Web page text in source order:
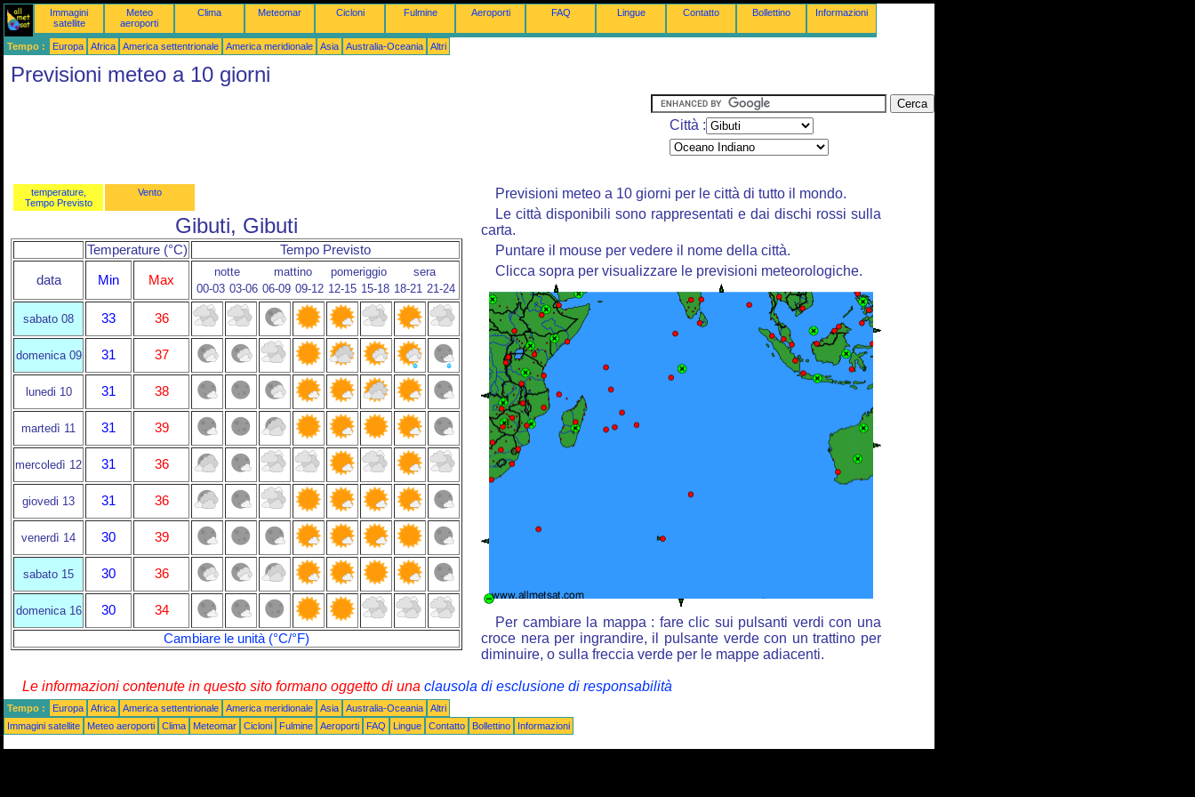
Immagini
satellite
Meteo
aeroporti
Clima Meteomar Cicloni Fulmine Aeroporti FAQ Lingue Contatto Bollettino Informazioni
Tempo : Europa Africa America settentrionale America meridionale Asia Australia-Oceania Altri
Previsioni meteo a 10 giorni
Città :
temperature,
Tempo Previsto
Vento
Gibuti, Gibuti
Temperature (°C) Tempo Previsto
data Min Max
notte mattino pomeriggio
sera
00-03 03-06 06-09 09-12 12-15 15-18 18-21 21-24
sabato 08 33 36
domenica 09 31 37
lunedi 10 31 38
martedì 11 31 39
mercoledì 12 31 36
giovedi 13 31 36
venerdì 14 30 39
sabato 15 30 36
domenica 16 30
34
Cambiare le unità (°C/°F)
Previsioni meteo a 10 giorni per le città di tutto il mondo.
Le città disponibili sono rappresentati e dai dischi rossi sulla
carta.
Puntare il mouse per vedere il nome della città.
Clicca sopra per visualizzare le previsioni meteorologiche.
Per cambiare la mappa : fare clic sui pulsanti verdi con una
croce nera per ingrandire, il pulsante verde con un trattino per
diminuire, o sulla freccia verde per le mappe adiacenti.
Le informazioni contenute in questo sito formano oggetto di una clausola di esclusione di responsabilità
Tempo : Europa Africa America settentrionale America meridionale Asia Australia-Oceania
Altri
Immagini satellite
Meteo aeroporti Clima Meteomar Cicloni Fulmine Aeroporti FAQ Lingue Contatto Bollettino Informazioni